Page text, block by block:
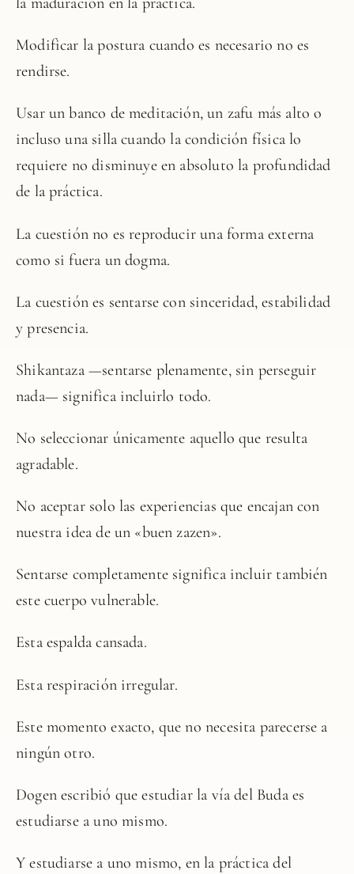
Modificar la postura cuando es necesario no es
rendirse.
Usar un banco de meditación, un zafu más alto o
incluso una silla cuando la condición física lo
requiere no disminuye en absoluto la profundidad
de la práctica.
La cuestión no es reproducir una forma externa
como si fuera un dogma.
La cuestión es sentarse con sinceridad, estabilidad
y presencia.
Shikantaza —sentarse plenamente, sin perseguir
nada— significa incluirlo todo.
No seleccionar únicamente aquello que resulta
agradable.
No aceptar solo las experiencias que encajan con
nuestra idea de un «buen zazen».
Sentarse completamente significa incluir también
este cuerpo vulnerable.
Esta espalda cansada.
Esta respiración irregular.
Este momento exacto, que no necesita parecerse a
ningún otro.
Dogen escribió que estudiar la vía del Buda es
estudiarse a uno mismo.
Y estudiarse a uno mismo, en la práctica del